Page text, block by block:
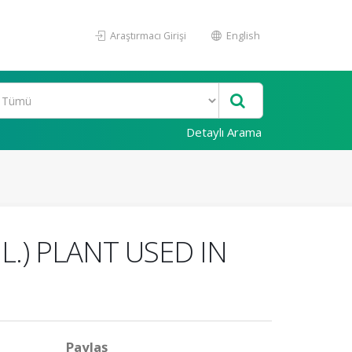
Araştırmacı Girişi English
Detaylı Arama
PLANT USED IN
Paylaş